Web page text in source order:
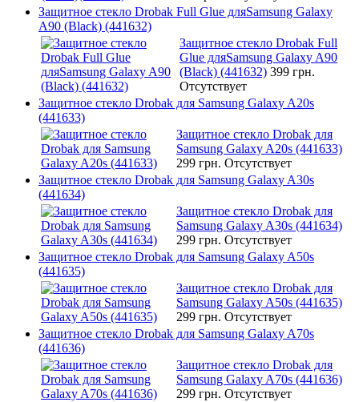
Защитное стекло Drobak Full Glue дляSamsung Galaxy
A90 (Black) (441632)
Защитное стекло Drobak Full
Glue дляSamsung Galaxy A90
(Black) (441632) 399 грн.
Отсутствует
Защитное стекло Drobak для Samsung Galaxy A20s
(441633)
Защитное стекло Drobak для
Samsung Galaxy A20s (441633)
299 грн. Отсутствует
Защитное стекло Drobak для Samsung Galaxy A30s
(441634)
Защитное стекло Drobak для
Samsung Galaxy A30s (441634)
299 грн. Отсутствует
Защитное стекло Drobak для Samsung Galaxy A50s
(441635)
Защитное стекло Drobak для
Samsung Galaxy A50s (441635)
299 грн. Отсутствует
Защитное стекло Drobak для Samsung Galaxy A70s
(441636)
Защитное стекло Drobak для
Samsung Galaxy A70s (441636)
299 грн. Отсутствует